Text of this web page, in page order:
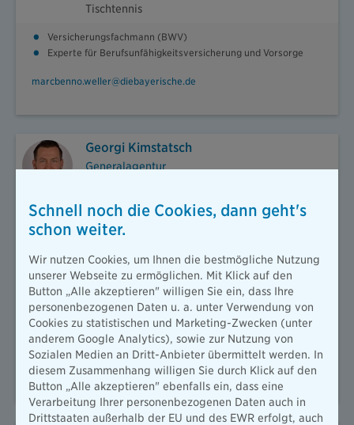
Tischtennis
Versicherungsfachmann (BWV)
Experte für Berufsunfähigkeitsversicherung und Vorsorge
marcbenno.weller@diebayerische.de
Georgi Kimstatsch
Generalagentur
seit 2020 im Unternehmen
Einzugsgebiet: Merseburg, Halle
Hobbies: Wandern, Joggen, Campen, Reisen
Zur Homepage
Versicherungsfachmann (BWV)
georgi.kimstasch@diebayerische.de
Schnell noch die Cookies, dann geht's
schon weiter.
Wir nutzen Cookies, um Ihnen die bestmögliche Nutzung
unserer Webseite zu ermöglichen. Mit Klick auf den
Button „Alle akzeptieren" willigen Sie ein, dass Ihre
personenbezogenen Daten u. a. unter Verwendung von
Cookies zu statistischen und Marketing-Zwecken (unter
anderem Google Analytics), sowie zur Nutzung von
Sozialen Medien an Dritt-Anbieter übermittelt werden. In
diesem Zusammenhang willigen Sie durch Klick auf den
Button „Alle akzeptieren" ebenfalls ein, dass eine
Verarbeitung Ihrer personenbezogenen Daten auch in
Drittstaaten außerhalb der EU und des EWR erfolgt, auch